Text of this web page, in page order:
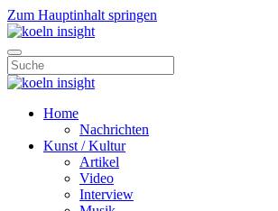
Zum Hauptinhalt springen
Home
Nachrichten
Kunst / Kultur
Artikel
Video
Interview